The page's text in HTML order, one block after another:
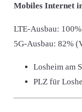
Mobiles Internet
LTE-Ausbau: 100%
5G-Ausbau: 82%
Losheim am
PLZ für